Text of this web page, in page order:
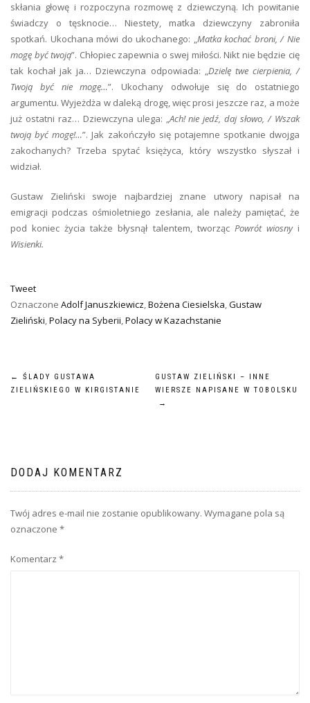
skłania głowę i rozpoczyna rozmowę z dziewczyną. Ich powitanie
świadczy o tęsknocie… Niestety, matka dziewczyny zabroniła
spotkań. Ukochana mówi do ukochanego: „Matka kochać broni, / Nie
mogę być twoją”. Chłopiec zapewnia o swej miłości. Nikt nie będzie cię
tak kochał jak ja… Dziewczyna odpowiada: „Dzielę twe cierpienia, /
Twoją być nie mogę…”. Ukochany odwołuje się do ostatniego
argumentu. Wyjeżdża w daleką drogę, więc prosi jeszcze raz, a może
już ostatni raz… Dziewczyna ulega: „Ach! nie jedź, daj słowo, / Wszak
twoją być mogę!…”. Jak zakończyło się potajemne spotkanie dwojga
zakochanych? Trzeba spytać księżyca, który wszystko słyszał i
widział.
Gustaw Zieliński swoje najbardziej znane utwory napisał na
emigracji podczas ośmioletniego zesłania, ale należy pamiętać, że
pod koniec życia także błysnął talentem, tworząc Powrót wiosny i
Wisienki.
Tweet
Oznaczone Adolf Januszkiewicz Bożena Ciesielska Gustaw
Zieliński Polacy na Syberii Polacy w Kazachstanie
NAWIGACJA
WPISU
←
ŚLADY GUSTAWA
ZIELIŃSKIEGO W KIRGISTANIE
GUSTAW ZIELIŃSKI – INNE
WIERSZE NAPISANE W TOBOLSKU
→
DODAJ KOMENTARZ
Twój adres e-mail nie zostanie opublikowany. Wymagane pola są
oznaczone *
Komentarz *